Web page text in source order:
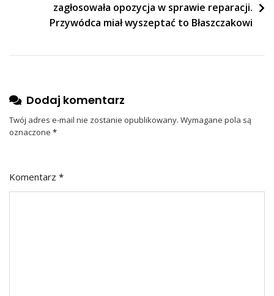
zagłosowała opozycja w sprawie reparacji.
Przywódca miał wyszeptać to Błaszczakowi
Dodaj komentarz
Twój adres e-mail nie zostanie opublikowany. Wymagane pola są
oznaczone *
Komentarz *